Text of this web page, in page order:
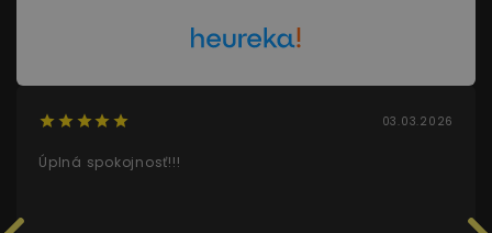
03.03.2026
Úplná spokojnosť!!!